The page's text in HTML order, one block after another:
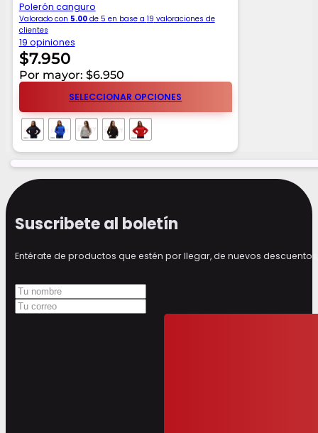
Polerón canguro
Valorado con 5.00de 5 en base a 19 valoraciones de
clientes
19 opiniones
$7.950
Por mayor: $6.950
SELECCIONAR OPCIONES
Suscribete al boletín
Entérate de productos que estén por llegar, de nuevos